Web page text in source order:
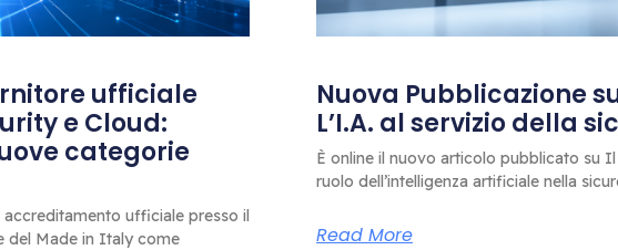
ufficiale
e Cloud:
categorie
accreditamento ufficiale presso il
del Made in Italy come
Nuova Pubblicazione
L’I.A. al servizio della
È online il nuovo articolo pubblicato su
ruolo dell’intelligenza artificiale nella
Read More